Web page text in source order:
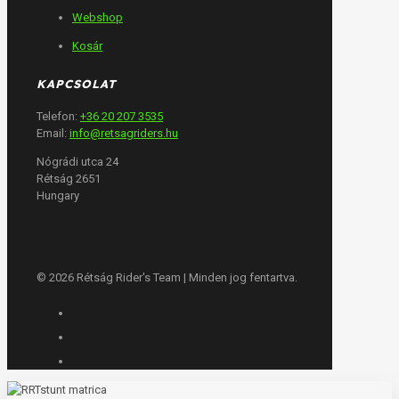
Webshop
Kosár
KAPCSOLAT
Telefon: +36 20 207 3535
Email: info@retsagriders.hu
Nógrádi utca 24
Rétság 2651
Hungary
© 2026 Rétság Rider's Team | Minden jog fentartva.